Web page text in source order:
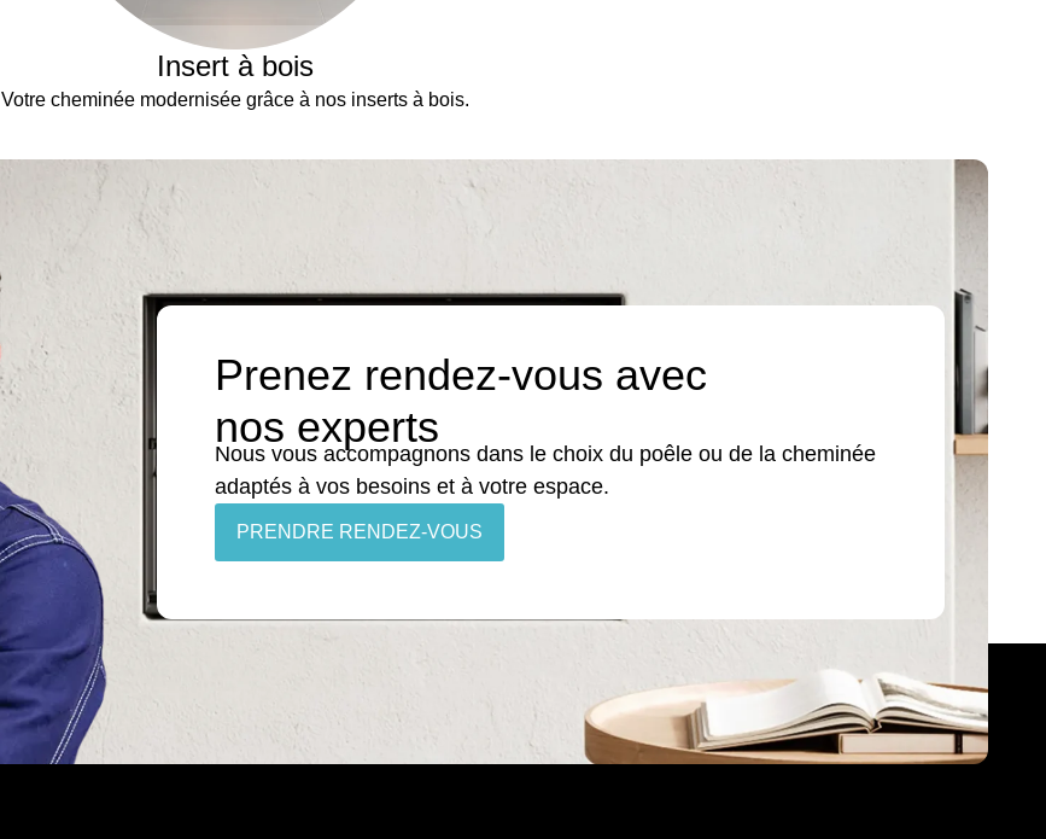
Insert à bois
Votre cheminée modernisée grâce à nos inserts à bois.
Prenez rendez-vous avec
nos experts
Nous vous accompagnons dans le choix du poêle ou de la cheminée
adaptés à vos besoins et à votre espace.
PRENDRE RENDEZ-VOUS